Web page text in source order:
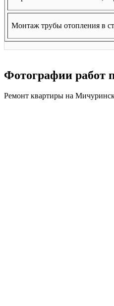
Монтаж трубы отопления в
Фотографии работ
Ремонт квартиры на